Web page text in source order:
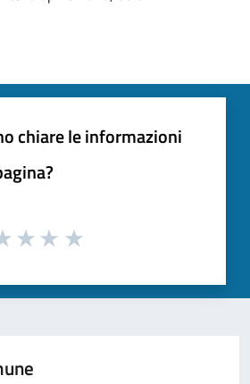
chiare le informazioni